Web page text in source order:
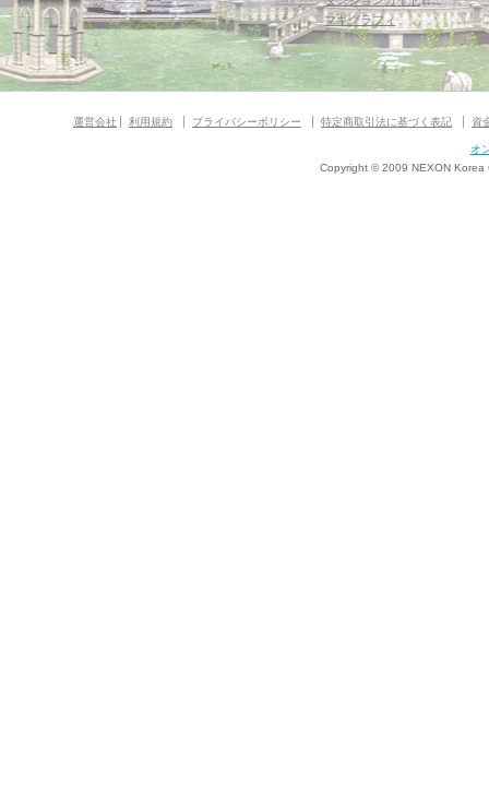
マギグラフィ
運営会社 利用規約 プライバシーポリシー 特定商取引法に基づく表記 資
オ
Copyright © 2009 NEXON Korea